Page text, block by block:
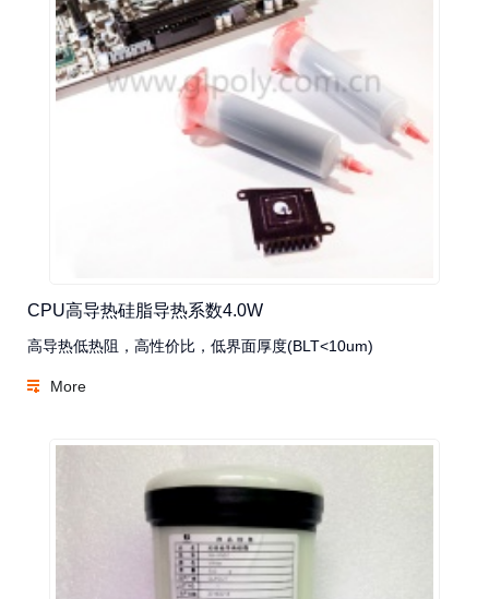
CPU高导热硅脂导热系数4.0W
高导热低热阻，高性价比，低界面厚度(BLT<10um)
More